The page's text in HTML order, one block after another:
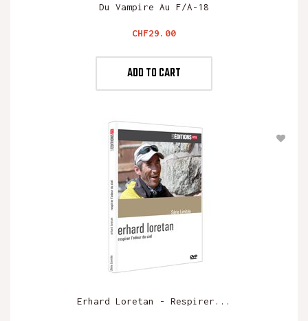
Du Vampire Au F/A-18
Price
CHF29.00
ADD TO CART
Erhard Loretan - Respirer...